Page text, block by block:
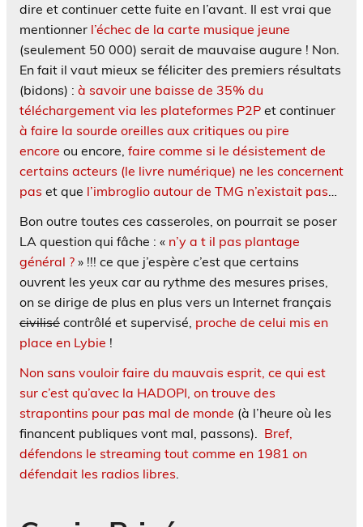
dire et continuer cette fuite en l’avant. Il est vrai que
mentionner l’échec de la carte musique jeune
(seulement 50 000) serait de mauvaise augure ! Non.
En fait il vaut mieux se féliciter des premiers résultats
(bidons) : à savoir une baisse de 35% du
téléchargement via les plateformes P2P et continuer
à faire la sourde oreilles aux critiques ou pire
encore ou encore, faire comme si le désistement de
certains acteurs (le livre numérique) ne les concernent
pas et que l’imbroglio autour de TMG n’existait pas…
Bon outre toutes ces casseroles, on pourrait se poser
LA question qui fâche : « n’y a t il pas plantage
général ? » !!! ce que j’espère c’est que certains
ouvrent les yeux car au rythme des mesures prises,
on se dirige de plus en plus vers un Internet français
civilisé contrôlé et supervisé, proche de celui mis en
place en Lybie !
Non sans vouloir faire du mauvais esprit, ce qui est
sur c’est qu’avec la HADOPI, on trouve des
strapontins pour pas mal de monde (à l’heure où les
financent publiques vont mal, passons). Bref,
défendons le streaming tout comme en 1981 on
défendait les radios libres.